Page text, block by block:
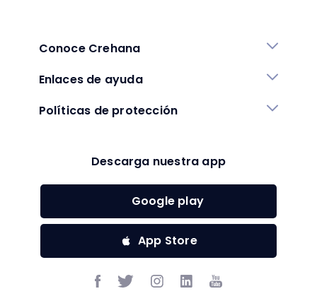
Conoce Crehana
Enlaces de ayuda
Políticas de protección
Descarga nuestra app
Google play
App Store